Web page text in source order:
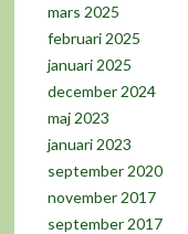
mars 2025
februari 2025
januari 2025
december 2024
maj 2023
januari 2023
september 2020
november 2017
september 2017